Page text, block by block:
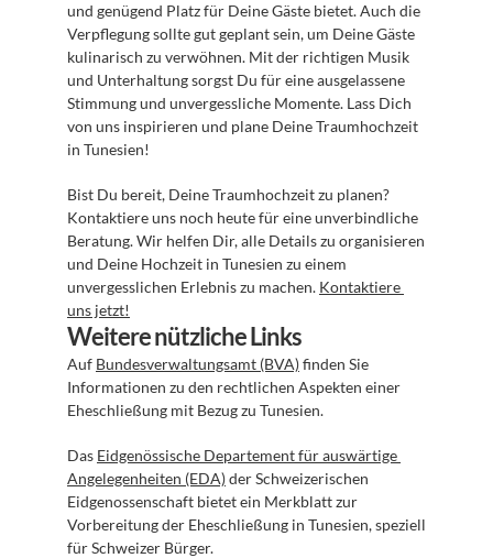
und genügend Platz für Deine Gäste bietet. Auch die
Verpflegung sollte gut geplant sein, um Deine Gäste
kulinarisch zu verwöhnen. Mit der richtigen Musik
und Unterhaltung sorgst Du für eine ausgelassene
Stimmung und unvergessliche Momente. Lass Dich
von uns inspirieren und plane Deine Traumhochzeit
in Tunesien!
Bist Du bereit, Deine Traumhochzeit zu planen?
Kontaktiere uns noch heute für eine unverbindliche
Beratung. Wir helfen Dir, alle Details zu organisieren
und Deine Hochzeit in Tunesien zu einem
unvergesslichen Erlebnis zu machen. Kontaktiere
uns jetzt!
Weitere nützliche Links
Auf Bundesverwaltungsamt (BVA) finden Sie
Informationen zu den rechtlichen Aspekten einer
Eheschließung mit Bezug zu Tunesien.
Das Eidgenössische Departement für auswärtige
Angelegenheiten (EDA) der Schweizerischen
Eidgenossenschaft bietet ein Merkblatt zur
Vorbereitung der Eheschließung in Tunesien, speziell
für Schweizer Bürger.